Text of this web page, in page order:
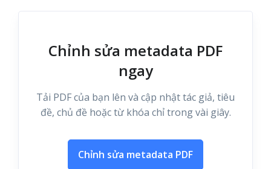
Chỉnh sửa metadata PDF
ngay
Tải PDF của bạn lên và cập nhật tác giả, tiêu
đề, chủ đề hoặc từ khóa chỉ trong vài giây.
Chỉnh sửa metadata PDF